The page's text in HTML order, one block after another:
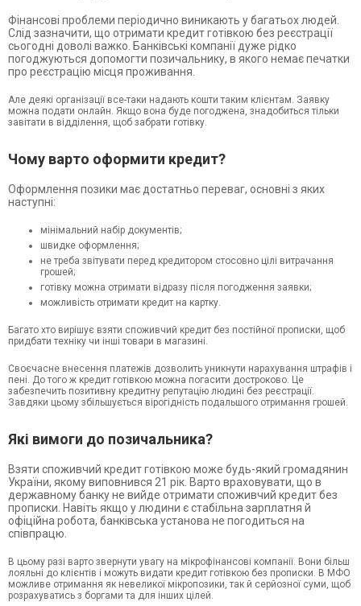
Фінансові проблеми періодично виникають у багатьох людей.
Слід зазначити, що отримати кредит готівкою без реєстрації
сьогодні доволі важко. Банківські компанії дуже рідко
погоджуються допомогти позичальнику, в якого немає печатки
про реєстрацію місця проживання.
Але деякі організації все-таки надають кошти таким клієнтам. Заявку
можна подати онлайн. Якщо вона буде погоджена, знадобиться тільки
завітати в відділення, щоб забрати готівку.
Чому варто оформити кредит?
Оформлення позики має достатньо переваг, основні з яких
наступні:
мінімальний набір документів;
швидке оформлення;
не треба звітувати перед кредитором стосовно цілі витрачання
грошей;
готівку можна отримати відразу після погодження заявки;
можливість отримати кредит на картку.
Багато хто вирішує взяти споживчий кредит без постійної прописки, щоб
придбати техніку чи інші товари в магазині.
Своєчасне внесення платежів дозволить уникнути нарахування штрафів і
пені. До того ж кредит готівкою можна погасити достроково. Це
забезпечить позитивну кредитну репутацію людині без реєстрації.
Завдяки цьому збільшується вірогідність подальшого отримання грошей.
Які вимоги до позичальника?
Взяти споживчий кредит готівкою може будь-який громадянин
України, якому виповнився 21 рік. Варто враховувати, що в
державному банку не вийде отримати споживчий кредит без
прописки. Навіть якщо у людини є стабільна зарплатня й
офіційна робота, банківська установа не погодиться на
співпрацю.
В цьому разі варто звернути увагу на мікрофінансові компанії. Вони більш
лояльні до клієнтів і можуть видати кредит готівкою без прописки. В МФО
можливе отримання як невеликої мікропозики, так й серйозної суми, щоб
розрахуватись з боргами та для інших цілей.